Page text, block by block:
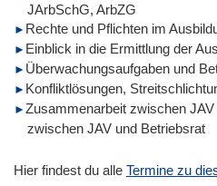
JArbSchG, ArbZG
Rechte und Pflichten im
Einblick in die Ermittlung der
Überwachungsaufgaben und
Konfliktlösungen,
Zusammenarbeit zwischen
zwischen JAV und Betriebsrat
Hier findest du alle Termine zu